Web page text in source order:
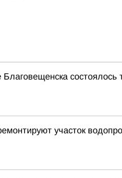
участок